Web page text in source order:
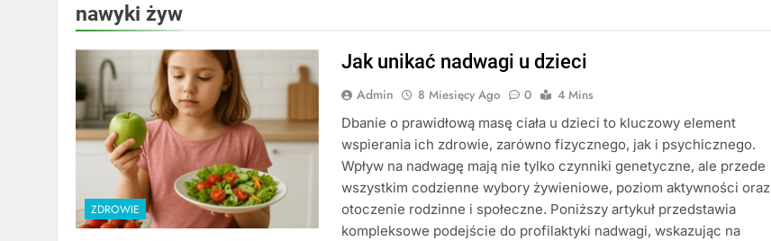
nawyki żyw
ZDROWIE
Jak unikać nadwagi u dzieci
Admin 8 Miesięcy Ago 0
4 Mins
Dbanie o prawidłową masę ciała u dzieci to kluczowy element
wspierania ich zdrowie, zarówno fizycznego, jak i psychicznego.
Wpływ na nadwagę mają nie tylko czynniki genetyczne, ale przede
wszystkim codzienne wybory żywieniowe, poziom aktywności oraz
otoczenie rodzinne i społeczne. Poniższy artykuł przedstawia
kompleksowe podejście do profilaktyki nadwagi, wskazując na